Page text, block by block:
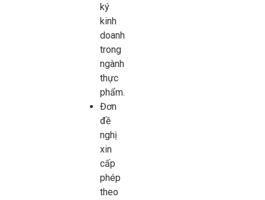
ký
kinh
doanh
trong
ngành
thực
phẩm.
Đơn
đề
nghị
xin
cấp
phép
theo